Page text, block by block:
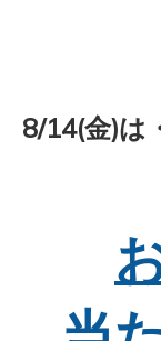
8/14(金)は